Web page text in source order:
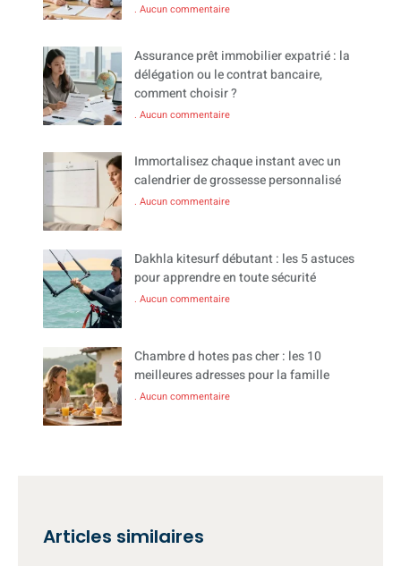
Aucun commentaire
Assurance prêt immobilier expatrié : la
délégation ou le contrat bancaire,
comment choisir ?
Aucun commentaire
Immortalisez chaque instant avec un
calendrier de grossesse personnalisé
Aucun commentaire
Dakhla kitesurf débutant : les 5 astuces
pour apprendre en toute sécurité
Aucun commentaire
Chambre d hotes pas cher : les 10
meilleures adresses pour la famille
Aucun commentaire
Articles similaires